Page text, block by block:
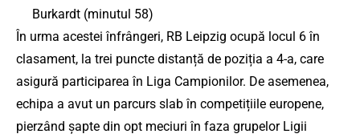
Burkardt (minutul 58)
În urma acestei înfrângeri, RB Leipzig ocupă locul 6 în
clasament, la trei puncte distanță de poziția a 4-a, care
asigură participarea în Liga Campionilor. De asemenea,
echipa a avut un parcurs slab în competițiile europene,
pierzând șapte din opt meciuri în faza grupelor Ligii